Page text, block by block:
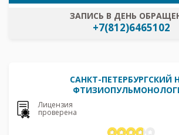
ЗАПИСЬ В ДЕНЬ
+7(812)6465102
САНКТ-ПЕТЕРБУРГСКИЙ
Лицензия
проверена